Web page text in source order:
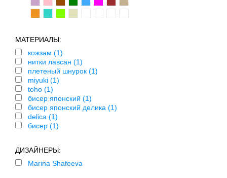
МАТЕРИАЛЫ:
кожзам (1)
нитки лавсан (1)
плетеный шнурок (1)
miyuki (1)
toho (1)
бисер японский (1)
бисер японский делика (1)
delica (1)
бисер (1)
ДИЗАЙНЕРЫ:
Marina Shafeeva